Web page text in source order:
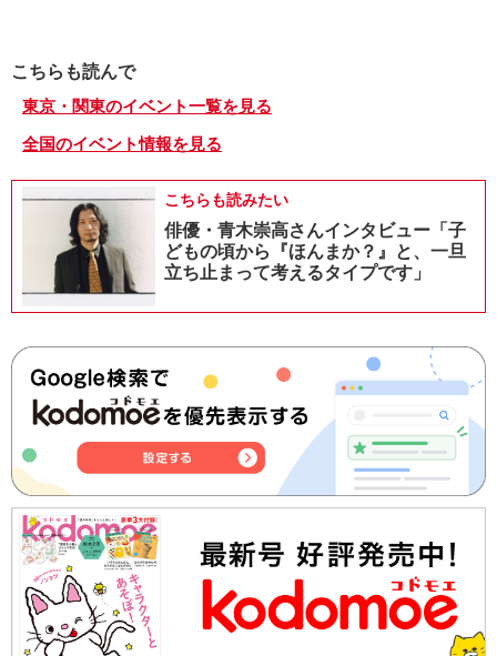
こちらも読んで
東京・関東のイベント一覧を見る
全国のイベント情報を見る
こちらも読みたい
俳優・青木崇高さんインタビュー「子
どもの頃から『ほんまか？』と、一旦
立ち止まって考えるタイプです」